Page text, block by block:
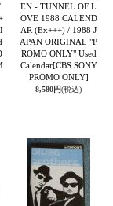
EN - TUNNEL OF L
OVE 1988 CALEND
AR (Ex+++) / 1988 J
APAN ORIGINAL "P
ROMO ONLY" Used
Calendar[CBS SONY
PROMO ONLY]
8,580円(税込)